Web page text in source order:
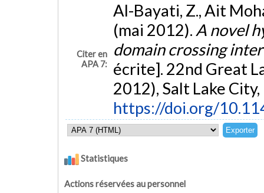
Citer en
APA 7:
Al-Bayati, Z., Ait
(mai 2012). A novel
domain crossing
écrite]. 22nd Great
2012), Salt Lake
https://doi.org/
Statistiques
Actions réservées au personnel